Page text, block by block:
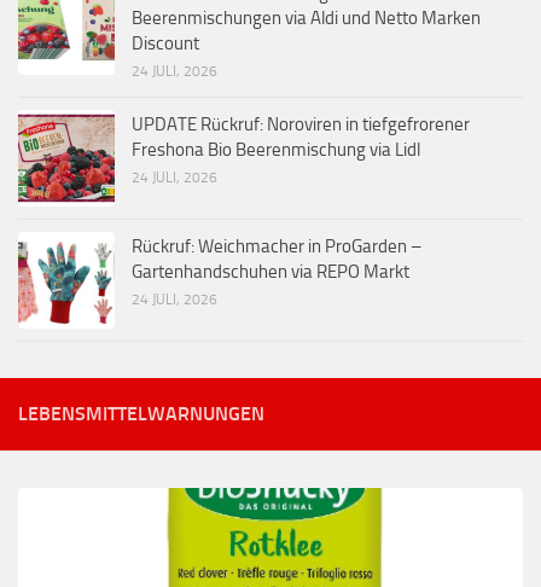
Beerenmischungen via Aldi und Netto Marken
Discount
24 JULI, 2026
UPDATE Rückruf: Noroviren in tiefgefrorener
Freshona Bio Beerenmischung via Lidl
24 JULI, 2026
Rückruf: Weichmacher in ProGarden –
Gartenhandschuhen via REPO Markt
24 JULI, 2026
LEBENSMITTELWARNUNGEN